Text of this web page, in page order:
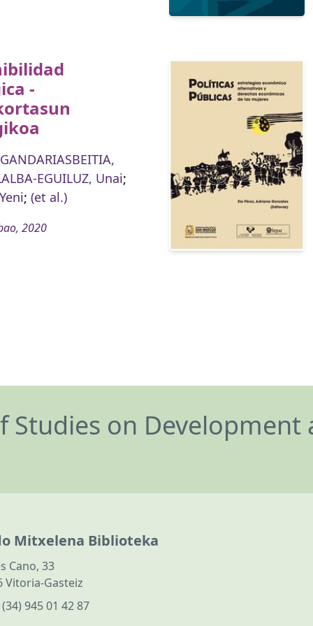
-
EGUILUZ, Unai;
; (et al.)
2020
on
Mitxelena Biblioteka
Cano, 33
Vitoria-Gasteiz
(34) 945 01 42 87